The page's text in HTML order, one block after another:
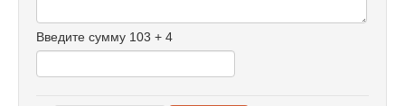
Введите сумму 103 + 4